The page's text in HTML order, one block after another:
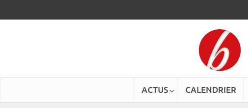
ACTUS CALENDRIER